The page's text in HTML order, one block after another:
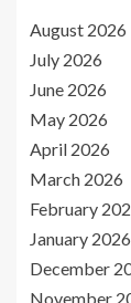
August 2026
July 2026
June 2026
May 2026
April 2026
March 2026
February
January 2026
December
November